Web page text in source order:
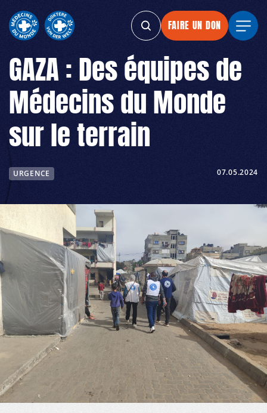
FAIRE UN DON FAIRE UN DON FAIRE
FAIRE UN DON
GAZA : Des équipes de
Médecins du Monde
sur le terrain
URGENCE 07.05.2024